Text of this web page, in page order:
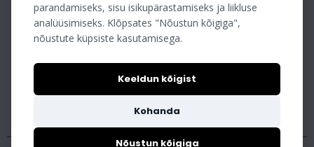
parandamiseks, sisu isikupärastamiseks ja liikluse
analüüsimiseks. Klõpsates "Nõustun kõigiga",
nõustute küpsiste kasutamisega.
Nõustun kõigiga
Keeldun kõigist
Kohanda